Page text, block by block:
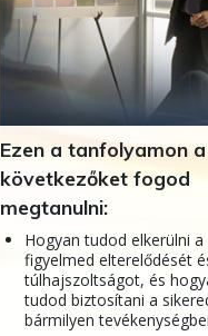
Ezen a tanfolyamon a
következőket fogod
megtanulni:
Hogyan tudod elkerülni a
figyelmed elterelődését
túlhajszoltságot, és
tudod biztosítani a
bármilyen